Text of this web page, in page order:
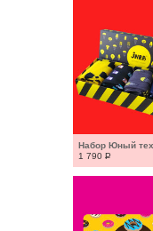
Набор Юный
1 790 Р